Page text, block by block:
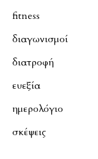
fitness
διαγωνισμοί
διατροφή
ευεξία
ημερολόγιο
σκέψεις